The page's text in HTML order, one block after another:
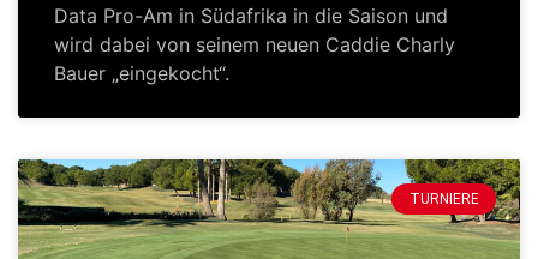
Data Pro-Am in Südafrika in die Saison und
wird dabei von seinem neuen Caddie Charly
Bauer „eingekocht“.
TURNIERE